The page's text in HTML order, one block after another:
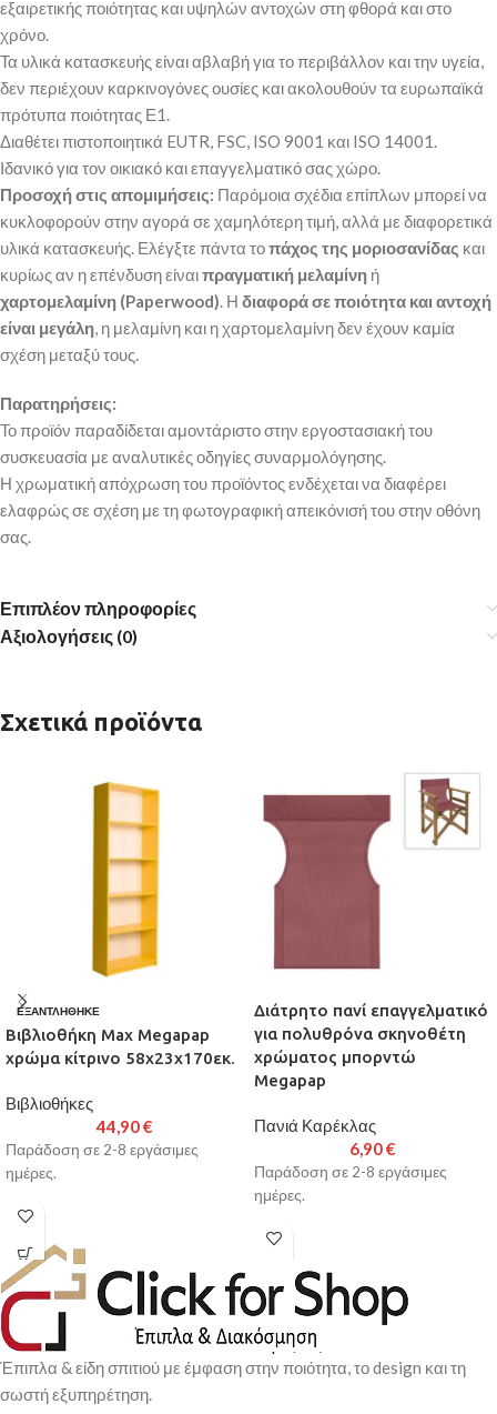
εξαιρετικής ποιότητας και υψηλών αντοχών στη φθορά και στο
χρόνο.
Τα υλικά κατασκευής είναι αβλαβή για το περιβάλλον και την υγεία,
δεν περιέχουν καρκινογόνες ουσίες και ακολουθούν τα ευρωπαϊκά
πρότυπα ποιότητας Ε1.
Διαθέτει πιστοποιητικά EUTR, FSC, ISO 9001 και ISO 14001.
Ιδανικό για τον οικιακό και επαγγελματικό σας χώρο.
Προσοχή στις απομιμήσεις: Παρόμοια σχέδια επίπλων μπορεί να
κυκλοφορούν στην αγορά σε χαμηλότερη τιμή, αλλά με διαφορετικά
υλικά κατασκευής. Ελέγξτε πάντα τοπάχος της μοριοσανίδας και
κυρίως αν η επένδυση είναιπραγματική μελαμίνη ή
χαρτομελαμίνη (Paperwood). Η διαφορά σε ποιότητα και αντοχή
είναι μεγάλη, η μελαμίνη και η χαρτομελαμίνη δεν έχουν καμία
σχέση μεταξύ τους.
Παρατηρήσεις:
Το προϊόν παραδίδεται αμοντάριστο στην εργοστασιακή του
συσκευασία με αναλυτικές οδηγίες συναρμολόγησης.
Η χρωματική απόχρωση του προϊόντος ενδέχεται να διαφέρει
ελαφρώς σε σχέση με τη φωτογραφική απεικόνισή του στην οθόνη
σας.
Επιπλέον πληροφορίες
Αξιολογήσεις (0)
Σχετικά προϊόντα
ΕΞΑΝΤΛΉΘΗΚΕ
Βιβλιοθήκη Max Megapap
χρώμα κίτρινο 58x23x170εκ.
Βιβλιοθήκες
44,90€
Παράδοση σε 2-8 εργάσιμες
ημέρες.
Διάτρητο πανί επαγγελματικό
για πολυθρόνα σκηνοθέτη
χρώματος μπορντώ
Megapap
Πανιά Καρέκλας
6,90€
Παράδοση σε 2-8 εργάσιμες
ημέρες.
Έπιπλα & είδη σπιτιού με έμφαση στην ποιότητα, το design και τη
σωστή εξυπηρέτηση.